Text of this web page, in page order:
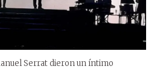
Serrat dieron un íntimo